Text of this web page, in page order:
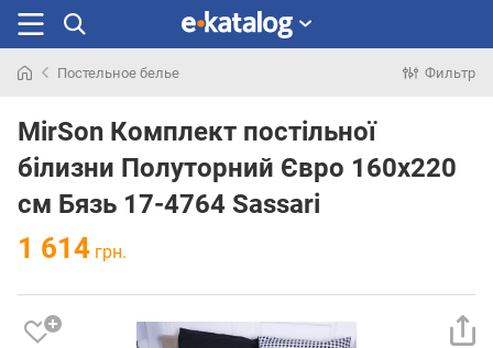
раньше
Постельное белье Фильтр
MirSon Комплект постільної
білизни Полуторний Євро 160х220
см Бязь 17-4764 Sassari
1 614 грн.